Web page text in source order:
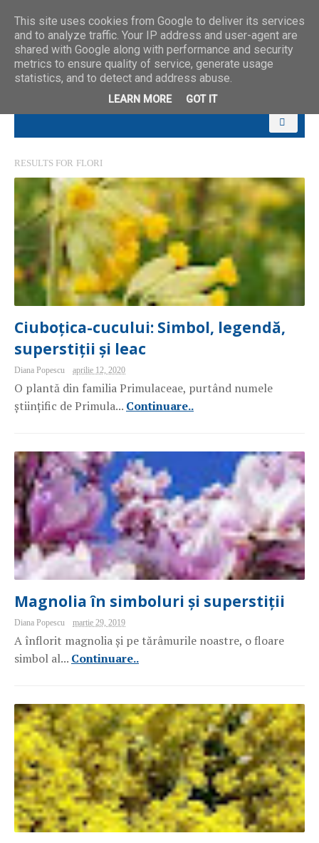
RESULTS FOR FLORI
Ciuboțica-cucului: Simbol, legendă,
superstiții și leac
Diana Popescu aprilie 12, 2020
O plantă din familia Primulaceae, purtând numele
științific de Primula... Continuare..
Magnolia în simboluri și superstiții
Diana Popescu martie 29, 2019
A înflorit magnolia și pe tărâmurile noastre, o floare
simbol al... Continuare..
This site uses cookies from Google to deliver its services
and to analyze traffic. Your IP address and user-agent are
shared with Google along with performance and security
metrics to ensure quality of service, generate usage
statistics, and to detect and address abuse.
LEARN MORE GOT IT